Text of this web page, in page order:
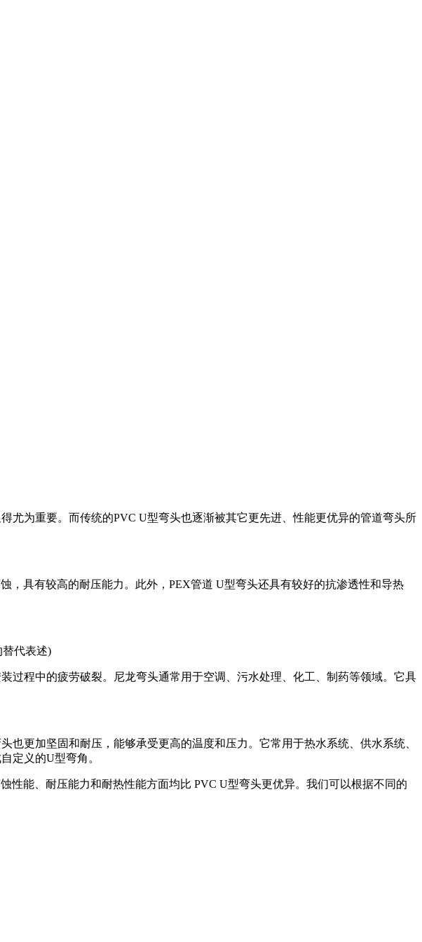
尤为重要。而传统的PVC U型弯头也逐渐被其它更先进、性能更优异的管道弯头所
，具有较高的耐压能力。此外，PEX管道 U型弯头还具有较好的抗渗透性和导热
过程中的疲劳破裂。尼龙弯头通常用于空调、污水处理、化工、制药等领域。它具
更加坚固和耐压，能够承受更高的温度和压力。它常用于热水系统、供水系统、
定义的U型弯角。
能、耐压能力和耐热性能方面均比 PVC U型弯头更优异。我们可以根据不同的